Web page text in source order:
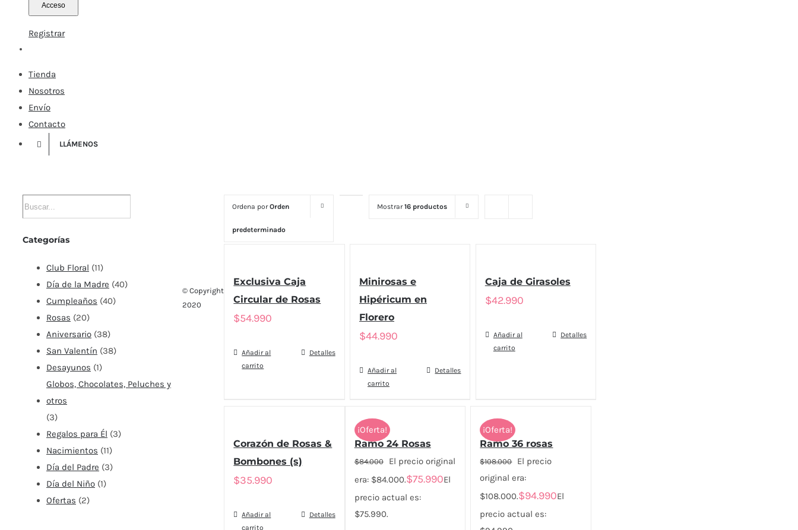
Registrar
Tienda
Nosotros
Envío
Contacto
LLÁMENOS
Ordena porOrden
predeterminado
Mostrar16 productos
Exclusiva Caja
Circular de Rosas
$54.990
Añadir al
carrito
Detalles
Minirosas e
Hipéricum en
Florero
$44.990
Añadir al
carrito
Detalles
Caja de Girasoles
$42.990
Añadir al
carrito
Detalles
Corazón de Rosas &
Bombones (s)
$35.990
Añadir al
carrito
Detalles
¡Oferta!
Ramo 24 Rosas
$84.000
El precio original
era: $84.000.$75.990El
precio actual es:
$75.990.
¡Oferta!
Ramo 36 rosas
$108.000
El precio
original era:
$108.000.$94.990El
precio actual es:
Categorías
Club Floral (11)
Día de la Madre (40)
Cumpleaños (40)
Rosas (20)
Aniversario (38)
San Valentín (38)
Desayunos (1)
Globos, Chocolates, Peluches y
otros
(3)
Regalos para Él (3)
Nacimientos (11)
Día del Padre (3)
Día del Niño (1)
Ofertas (2)
© Copyright
2020